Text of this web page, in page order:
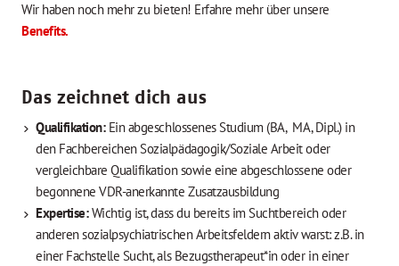
Wir haben noch mehr zu bieten! Erfahre mehr über unsere
Benefits.
Das zeichnet dich aus
Qualifikation: Ein abgeschlossenes Studium (BA, MA, Dipl.) in
den Fachbereichen Sozialpädagogik/Soziale Arbeit oder
vergleichbare Qualifikation sowie eine abgeschlossene oder
begonnene VDR-anerkannte Zusatzausbildung
Expertise:Wichtig ist, dass du bereits im Suchtbereich oder
anderen sozialpsychiatrischen Arbeitsfeldern aktiv warst: z.B. in
einer Fachstelle Sucht, als Bezugstherapeut*in oder in einer